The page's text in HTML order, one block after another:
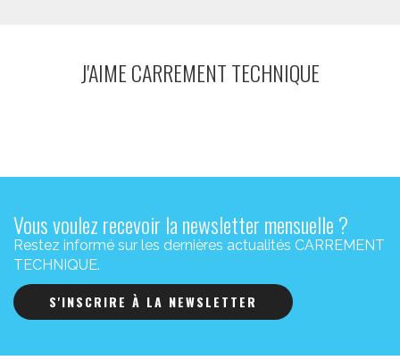
J'AIME CARREMENT TECHNIQUE
Vous voulez recevoir la newsletter mensuelle ?
Restez informé sur les dernières actualités CARREMENT
TECHNIQUE.
S'INSCRIRE À LA NEWSLETTER